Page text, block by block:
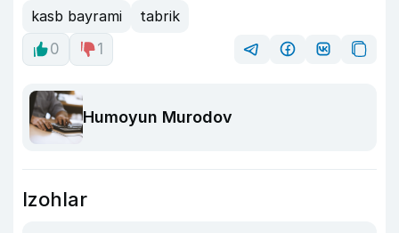
kasb bayrami
tabrik
0
1
Humoyun Murodov
Izohlar